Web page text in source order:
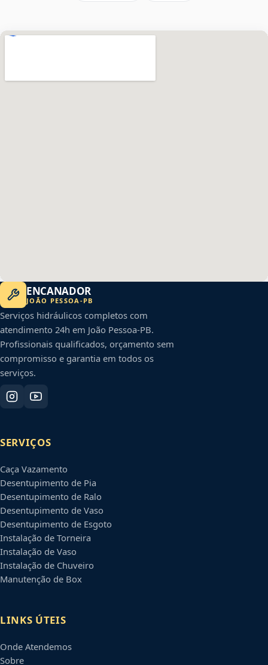
ENCANADOR
JOÃO PESSOA -PB
Serviços hidráulicos completos com
atendimento 24h em João Pessoa-PB.
Profissionais qualificados, orçamento sem
compromisso e garantia em todos os
serviços.
SERVIÇOS
Caça Vazamento
Desentupimento de Pia
Desentupimento de Ralo
Desentupimento de Vaso
Desentupimento de Esgoto
Instalação de Torneira
Instalação de Vaso
Instalação de Chuveiro
Manutenção de Box
LINKS ÚTEIS
Onde Atendemos
Sobre